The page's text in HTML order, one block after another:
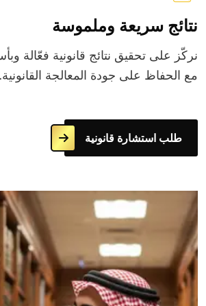
نتائج سريعة وملموسة
نركّز على تحقيق نتائج قانونية فعّالة
مع الحفاظ على جودة المعالجة القانونية.
طلب استشارة قانونية